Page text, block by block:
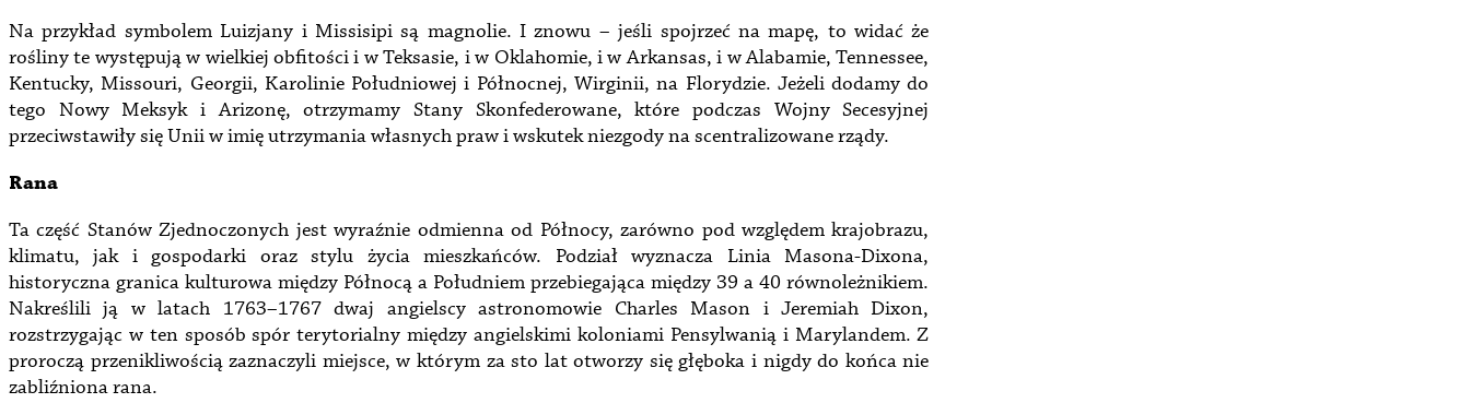
Na przykład symbolem Luizjany i Missisipi są magnolie. I znowu – jeśli spojrzeć na mapę, to widać że
rośliny te występują w wielkiej obfitości i w Teksasie, i w Oklahomie, i w Arkansas, i w Alabamie, Tennessee,
Kentucky, Missouri, Georgii, Karolinie Południowej i Północnej, Wirginii, na Florydzie. Jeżeli dodamy do
tego Nowy Meksyk i Arizonę, otrzymamy Stany Skonfederowane, które podczas Wojny Secesyjnej
przeciwstawiły się Unii w imię utrzymania własnych praw i wskutek niezgody na scentralizowane rządy.
Rana
Ta część Stanów Zjednoczonych jest wyraźnie odmienna od Północy, zarówno pod względem krajobrazu,
klimatu, jak i gospodarki oraz stylu życia mieszkańców. Podział wyznacza Linia Masona-Dixona,
historyczna granica kulturowa między Północą a Południem przebiegająca między 39 a 40 równoleżnikiem.
Nakreślili ją w latach 1763–1767 dwaj angielscy astronomowie Charles Mason i Jeremiah Dixon,
rozstrzygając w ten sposób spór terytorialny między angielskimi koloniami Pensylwanią i Marylandem. Z
proroczą przenikliwością zaznaczyli miejsce, w którym za sto lat otworzy się głęboka i nigdy do końca nie
zabliźniona rana.